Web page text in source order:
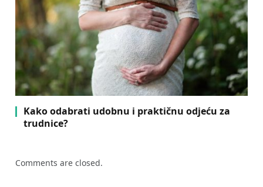
Kako odabrati udobnu i praktičnu odjeću za
trudnice?
Comments are closed.